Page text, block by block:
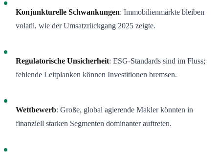
Konjunkturelle Schwankungen: Immobilienmärkte bleiben
volatil, wie der Umsatzrückgang 2025 zeigte.
Regulatorische Unsicherheit: ESG-Standards sind im Fluss;
fehlende Leitplanken können Investitionen bremsen.
Wettbewerb: Große, global agierende Makler könnten in
finanziell starken Segmenten dominanter auftreten.